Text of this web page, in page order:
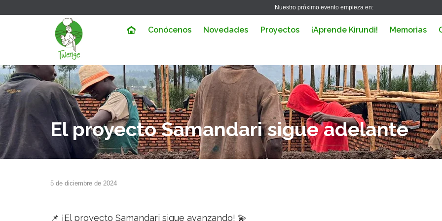
Nuestro próximo evento empieza en:
Conócenos Novedades Proyectos ¡Aprende Kirundi! Memorias
El proyecto Samandari sigue adelante
5 de diciembre de 2024
📌 ¡El proyecto Samandari sigue avanzando! 💫